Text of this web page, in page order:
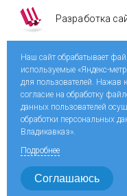
Разработка
Наш сайт обрабатывает
используемые «Яндекс-
для пользователей. Нажав
согласие на обработку
данных пользователей
обработки персональных
Владикавказ».
Подробнее
Соглашаюсь